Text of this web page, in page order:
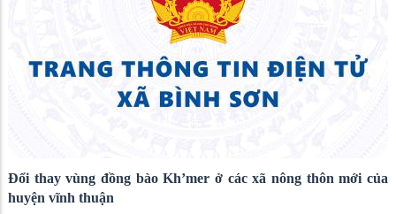
Đổi thay vùng đồng bào Kh’mer ở các xã nông thôn mới của
huyện vĩnh thuận